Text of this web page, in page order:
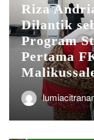
Riza
Dilantik
Program
Pertama